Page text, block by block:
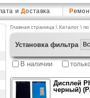
и Доставка Р
Главная страница \ Каталог\ по
Установка фильтра
В наличии
Дисплей
черный)